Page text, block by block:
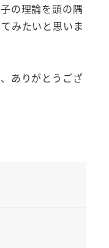
の理論を頭の隅
みたいと思いま
ありがとうござ